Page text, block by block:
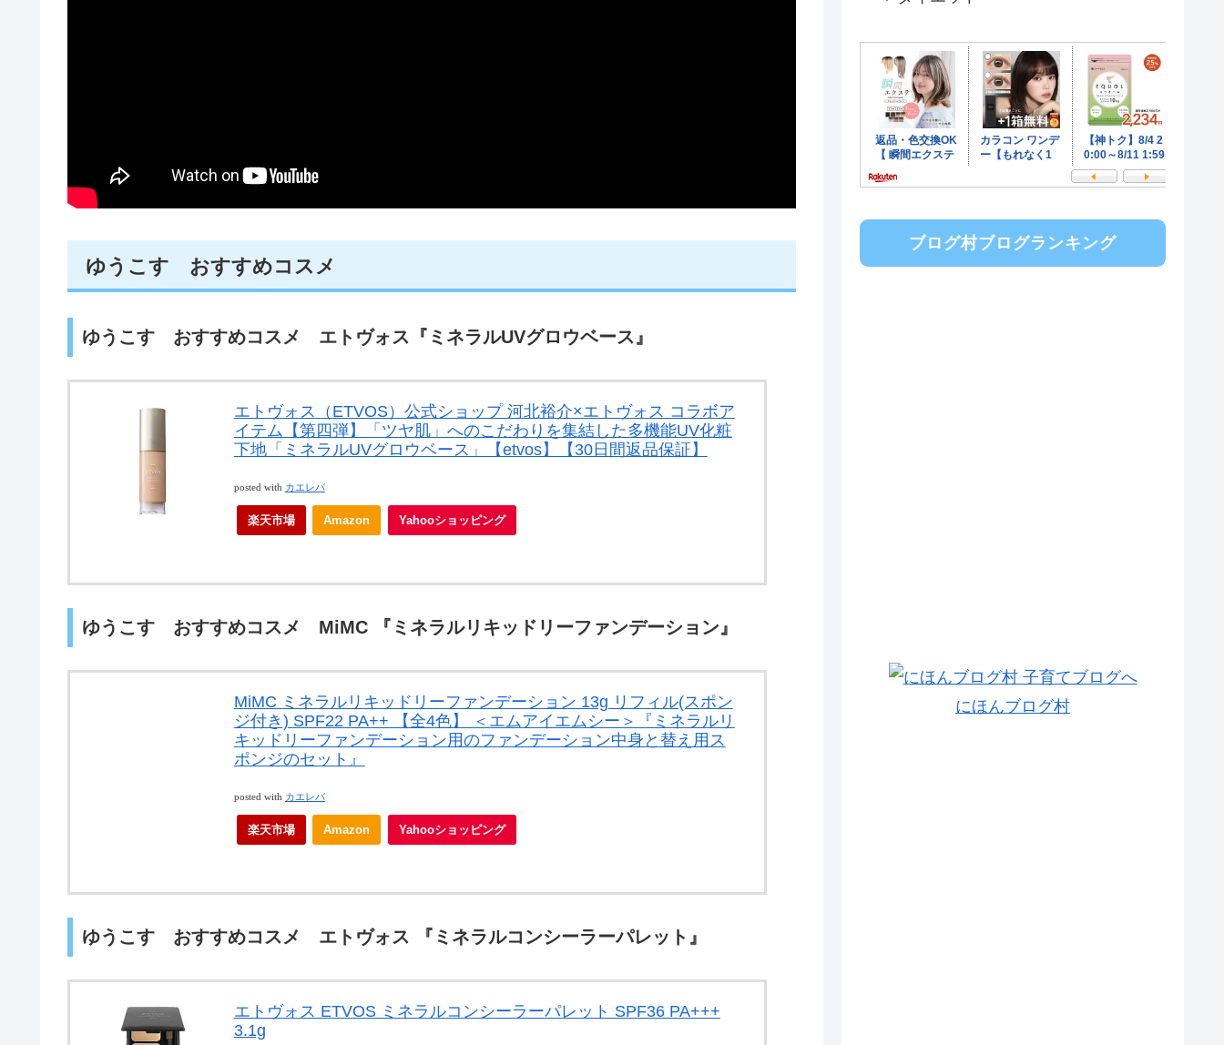
ゆうこす おすすめコスメ
ゆうこす おすすめコスメ エトヴォス『ミネラルUVグロウベース』
エトヴォス（ETVOS）公式ショップ 河北裕介×エトヴォス コラボア
イテム【第四弾】「ツヤ肌」へのこだわりを集結した多機能UV化粧
下地「ミネラルUVグロウベース」【etvos】【30日間返品保証】
posted with カエレバ
楽天市場 Amazon Yahooショッピング
ゆうこす おすすめコスメ MiMC 『ミネラルリキッドリーファンデーション』
MiMC ミネラルリキッドリーファンデーション 13g リフィル(スポン
ジ付き) SPF22 PA++ 【全4色】 ＜エムアイエムシー＞『ミネラルリ
キッドリーファンデーション用のファンデーション中身と替え用ス
ポンジのセット』
posted with カエレバ
楽天市場 Amazon Yahooショッピング
ゆうこす おすすめコスメ エトヴォス 『ミネラルコンシーラーパレット』
エトヴォス ETVOS ミネラルコンシーラーパレット SPF36 PA+++
3.1g
ブログ村ブログランキング
にほんブログ村